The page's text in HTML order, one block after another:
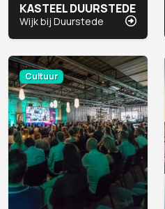
KASTEEL DUURSTEDE
Wijk bij Duurstede
Cultuur